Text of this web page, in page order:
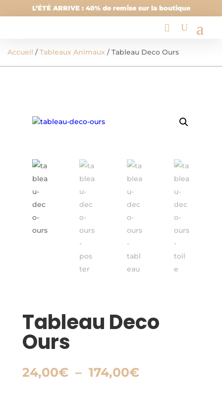
L’ÉTÉ ARRIVE : 40% de remise sur la boutique
Accueil /Tableaux Animaux / Tableau Deco Ours
Tableau Deco
Ours
24,00€ – 174,00€Plage